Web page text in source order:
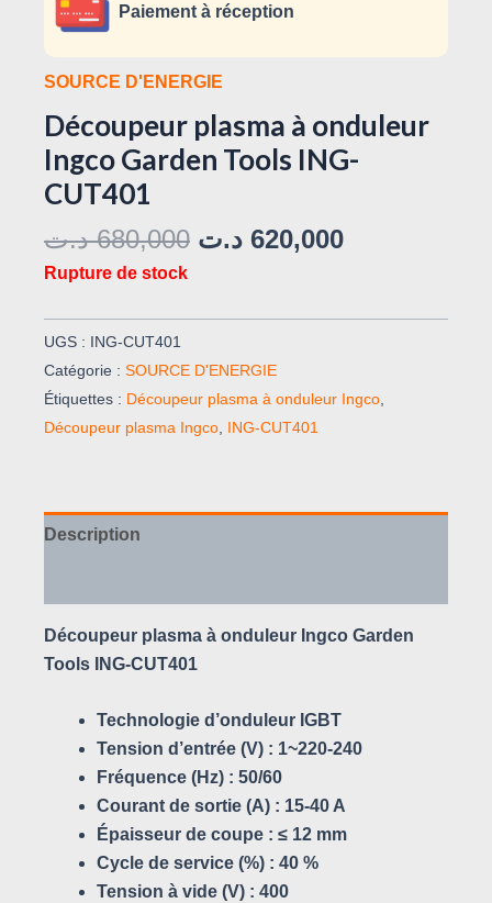
Paiement à réception
SOURCE D'ENERGIE
Découpeur plasma à onduleur
Ingco Garden Tools ING-
CUT401
680,000 د.ت 620,000 د.ت
Rupture de stock
UGS : ING-CUT401
Catégorie : SOURCE D'ENERGIE
Étiquettes : Découpeur plasma à onduleur Ingco
Découpeur plasma Ingco ING-CUT401
Description
Découpeur plasma à onduleur Ingco Garden
Tools ING-CUT401
Technologie d’onduleur IGBT
Tension d’entrée (V) : 1~220-240
Fréquence (Hz) : 50/60
Courant de sortie (A) : 15-40 A
Épaisseur de coupe : ≤ 12 mm
Cycle de service (%) : 40 %
Tension à vide (V) : 400